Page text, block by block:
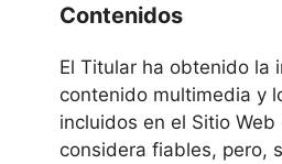
Contenidos
El Titular ha obtenido la
contenido multimedia y
incluidos en el Sitio
considera fiables, pero,